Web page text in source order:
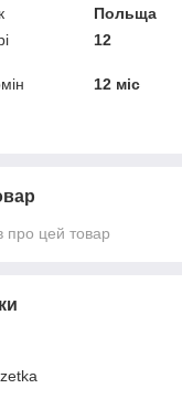
Польща
12
12 міс
про цей товар